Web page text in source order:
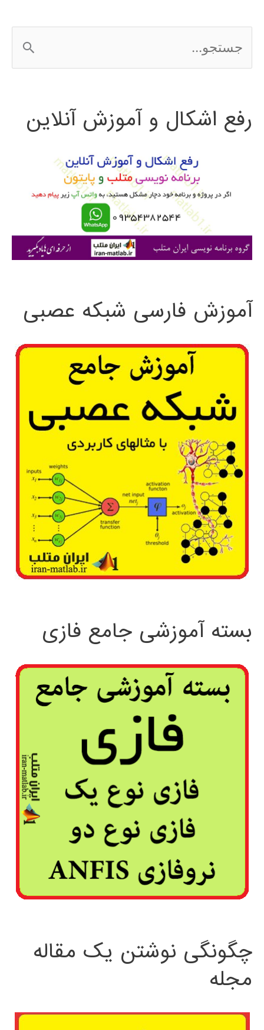
س
ج
ی
رفع اشکال و آموزش آنلاین
آموزش فارسی شبکه عصبی
بسته آموزشی جامع فازی
چگونگی نوشتن یک مقاله
مجله